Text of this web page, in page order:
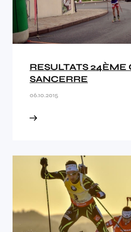
RESULTATS 24ÈME
SANCERRE
06.10.2015